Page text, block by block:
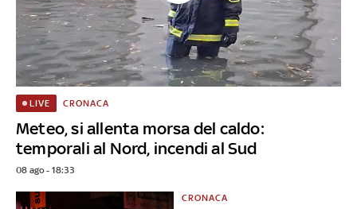
Meteo, si allenta morsa del caldo:
temporali al Nord, incendi al Sud
LIVE CRONACA
08 ago - 18:33
CRONACA